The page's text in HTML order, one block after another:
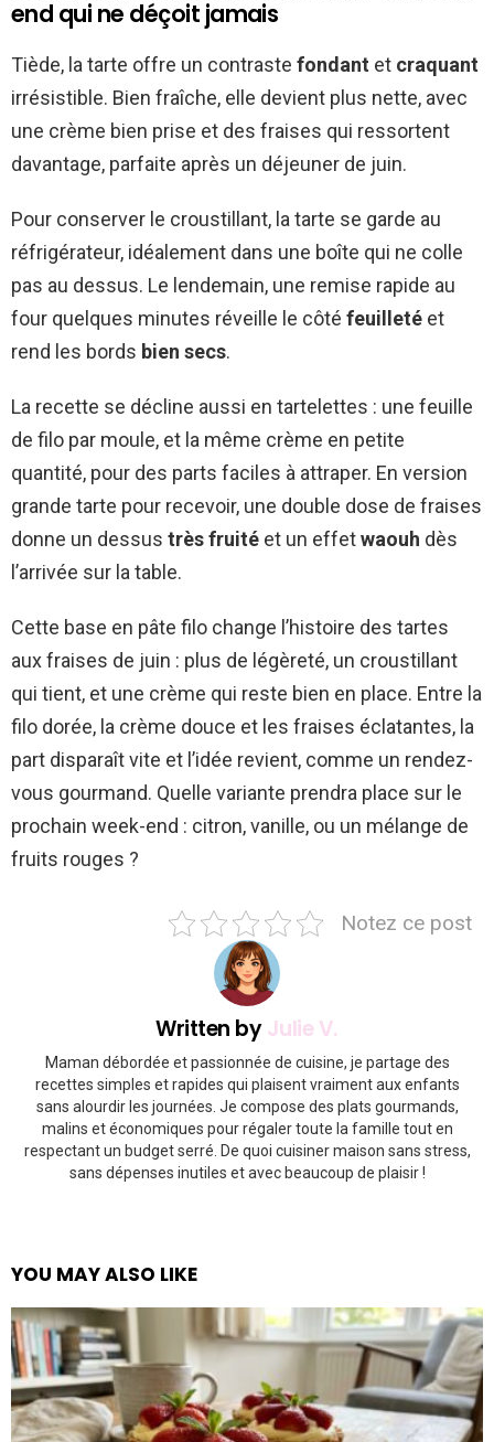
end qui ne déçoit jamais
Tiède, la tarte offre un contraste fondant et craquant
irrésistible. Bien fraîche, elle devient plus nette, avec
une crème bien prise et des fraises qui ressortent
davantage, parfaite après un déjeuner de juin.
Pour conserver le croustillant, la tarte se garde au
réfrigérateur, idéalement dans une boîte qui ne colle
pas au dessus. Le lendemain, une remise rapide au
four quelques minutes réveille le côté feuilleté et
rend les bords bien secs.
La recette se décline aussi en tartelettes : une feuille
de filo par moule, et la même crème en petite
quantité, pour des parts faciles à attraper. En version
grande tarte pour recevoir, une double dose de fraises
donne un dessus très fruité et un effetwaouh dès
l’arrivée sur la table.
Cette base en pâte filo change l’histoire des tartes
aux fraises de juin : plus de légèreté, un croustillant
qui tient, et une crème qui reste bien en place. Entre la
filo dorée, la crème douce et les fraises éclatantes, la
part disparaît vite et l’idée revient, comme un rendez-
vous gourmand. Quelle variante prendra place sur le
prochain week-end : citron, vanille, ou un mélange de
fruits rouges ?
Notez ce post
Written byJulie V.
Maman débordée et passionnée de cuisine, je partage des
recettes simples et rapides qui plaisent vraiment aux enfants
sans alourdir les journées. Je compose des plats gourmands,
malins et économiques pour régaler toute la famille tout en
respectant un budget serré. De quoi cuisiner maison sans stress,
sans dépenses inutiles et avec beaucoup de plaisir !
YOU MAY ALSO LIKE